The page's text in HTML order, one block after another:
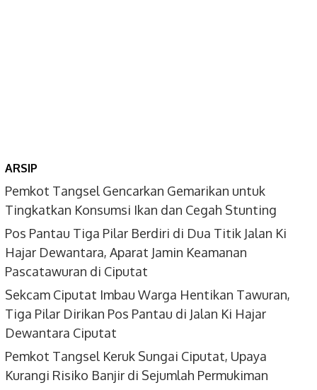
ARSIP
Pemkot Tangsel Gencarkan Gemarikan untuk
Tingkatkan Konsumsi Ikan dan Cegah Stunting
Pos Pantau Tiga Pilar Berdiri di Dua Titik Jalan Ki
Hajar Dewantara, Aparat Jamin Keamanan
Pascatawuran di Ciputat
Sekcam Ciputat Imbau Warga Hentikan Tawuran,
Tiga Pilar Dirikan Pos Pantau di Jalan Ki Hajar
Dewantara Ciputat
Pemkot Tangsel Keruk Sungai Ciputat, Upaya
Kurangi Risiko Banjir di Sejumlah Permukiman